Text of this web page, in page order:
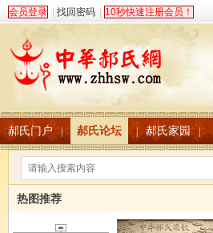
会员登录 找回密码 10秒快速注册会员！
郝氏门户 | 郝氏论坛 郝氏家园
热图推荐